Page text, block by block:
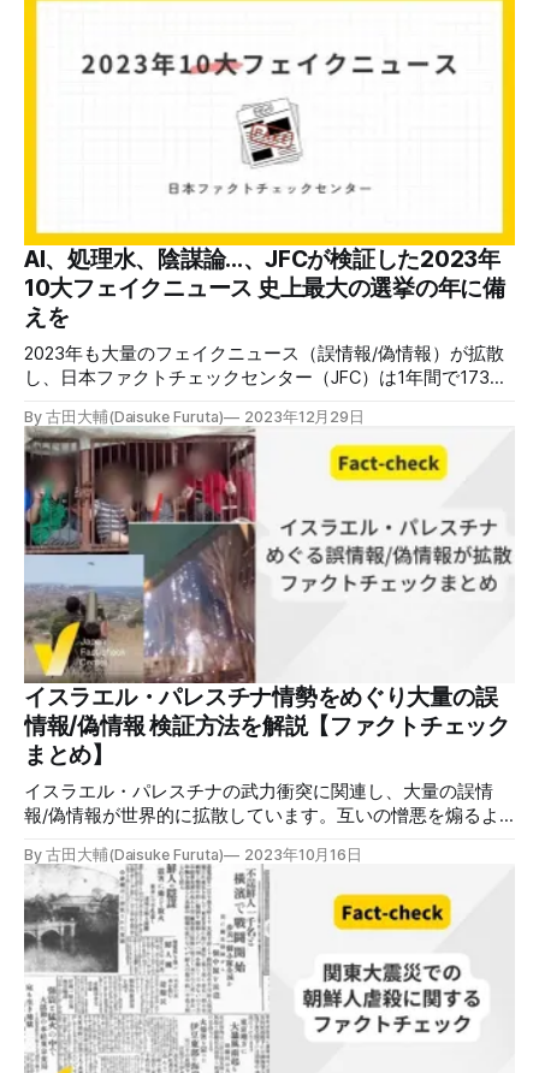
害時に最も多く見られるのが、偽の被害報告だ。2024年1月1
日の能登半島地震では、2011年の東日本大震災の津波の映像
を使って、まるで能登半島地震の被害のように投稿する事例
が相次いだ（例1、例2、例3、例4、例5 、例6）。 例2と例3
を投稿した2つのアカウントは添付動画は異なるが、投稿文
言は同じで「津波到達になった瞬間NHKのアナウンサーがす
陸新潟能登半島の方逃げてください」と書かれている。投稿
内容をコピーしたと見られる。 例5の投稿は「石川県能登に
大津波警報逃げろ」という文言に「#東日本大震災」という
ハッシュタグもついている。映像は東日本大震災のものだと
示唆しているように読
AI、処理水、陰謀論...、JFCが検証した2023年
10大フェイクニュース 史上最大の選挙の年に備
えを
2023年も大量のフェイクニュース（誤情報/偽情報）が拡散
し、日本ファクトチェックセンター（JFC）は1年間で173件
目を集めた「10大フェイクニュース」をまとめました。 選
考基準は読まれた回数だけでなく、SNSやnoteでの反応、社
会的な影響の大きさなども加味しました。誤った情報は繰り
返し拡散します。間違いだと知りつつ故意に発信する人もい
れば、正しいと信じて拡散する人もいます。まとめ記事で傾
向を知ることは、2024年に同様のフェイクニュースが拡散
することを防ぐことにも役立ちます。良いお年を！ 2023年
の10大フェイクニュース 福島第一原発からの処理水の放出
世界で注目を集めたのが福島第一原発の処理水の海洋放出で
した。JFCは誤解を生みやすい「処理水」とは何かについ
て、国際原子力機関（IAEA）の報告書など国内外の資料に基
づいて解説し、「放射性物質の6割が除去されない」「魚が
大量死している」（いずれも誤りと判定）など個別に拡散し
た情報も検証しました。 福島第一原発の処理水と汚染水の
違いは何？海洋放
By 古田大輔(Daisuke Furuta) 2023年12月29日
イスラエル・パレスチナ情勢をめぐり大量の誤
情報/偽情報 検証方法を解説【ファクトチェック
まとめ】
イスラエル・パレスチナの武力衝突に関連し、大量の誤情
報/偽情報が世界的に拡散しています。互いの憎悪を煽るよ
チェックセンター（JFC）がこれまでに検証した事例ととも
に、対応策をまとめました。 ※新たな検証があれば記事を更
新します（最終更新2023年11月17日）。 対立煽る誤情報/偽
情報 間違った情報に関して、一般的には「フェイクニュー
ス」や「デマ」という言葉が使われることが多いですが、そ
の内実は複雑です。 真偽が不確かな情報で社会が混乱する
「情報汚染」を情報の意図と正誤で3つに分類すると、図の
ようになります。「誤情報：意図的ではないが誤っている」
「悪意ある情報：意図的だが誤っていない」「偽情報：意図
By 古田大輔(Daisuke Furuta) 2023年10月16日